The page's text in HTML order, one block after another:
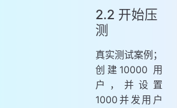
2.2 开始压
测
真实测试案例；
创建10000 用
户，并设置
1000并发用户